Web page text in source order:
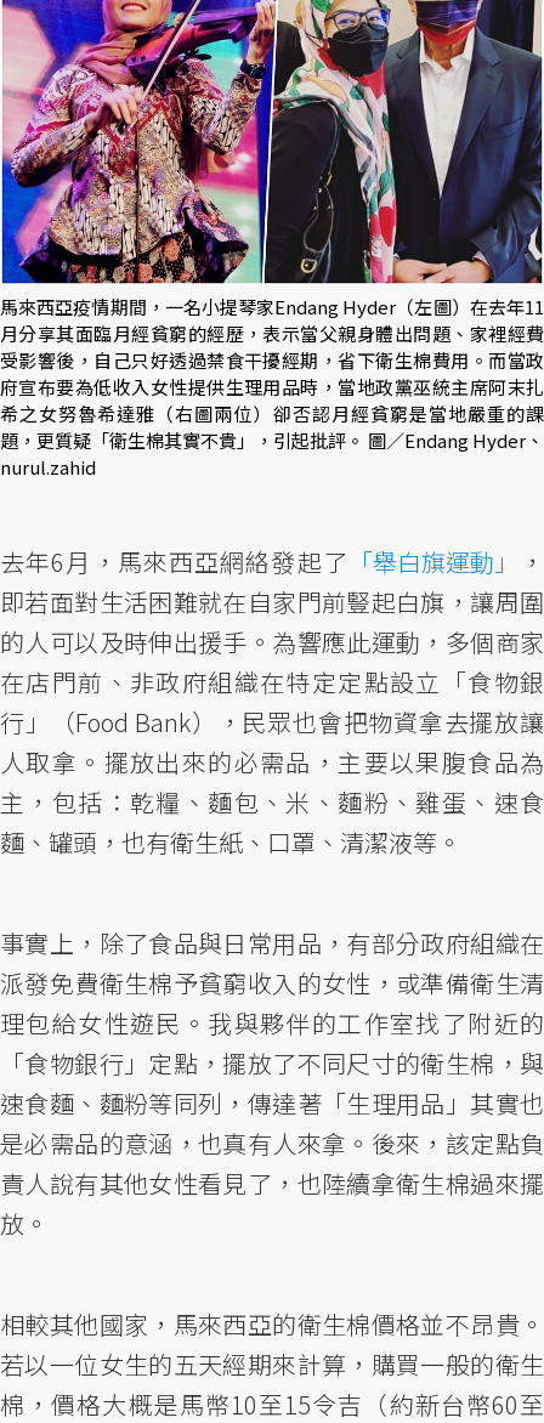
馬來西亞疫情期間，一名小提琴家Endang Hyder（左圖）在去年11
月分享其面臨月經貧窮的經歷，表示當父親身體出問題、家裡經費
受影響後，自己只好透過禁食干擾經期，省下衛生棉費用。而當政
府宣布要為低收入女性提供生理用品時，當地政黨巫統主席阿末扎
希之女努魯希達雅（右圖兩位）卻否認月經貧窮是當地嚴重的課
題，更質疑「衛生棉其實不貴」，引起批評。 圖／Endang Hyder、
nurul.zahid
去年6月，馬來西亞網絡發起了 「舉白旗運動」
，
即若面對生活困難就在自家門前豎起白旗，讓周圍
的人可以及時伸出援手。為響應此運動，多個商家
在店門前、非政府組織在特定定點設立「食物銀
行」（Food Bank），民眾也會把物資拿去擺放讓
人取拿。擺放出來的必需品，主要以果腹食品為
主，包括：乾糧、麵包、米、麵粉、雞蛋、速食
麵、罐頭，也有衛生紙、口罩、清潔液等。
事實上，除了食品與日常用品，有部分政府組織在
派發免費衛生棉予貧窮收入的女性，或準備衛生清
理包給女性遊民。我與夥伴的工作室找了附近的
「食物銀行」定點，擺放了不同尺寸的衛生棉，與
速食麵、麵粉等同列，傳達著「生理用品」其實也
是必需品的意涵，也真有人來拿。後來，該定點負
責人說有其他女性看見了，也陸續拿衛生棉過來擺
放。
相較其他國家，馬來西亞的衛生棉價格並不昂貴。
若以一位女生的五天經期來計算，購買一般的衛生
棉，價格大概是馬幣10至15令吉（約新台幣60至